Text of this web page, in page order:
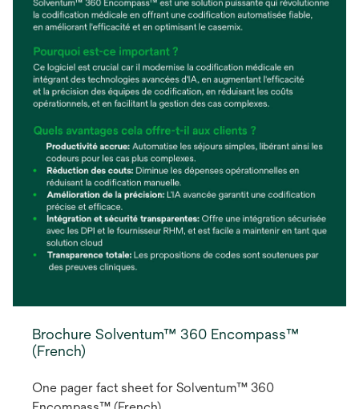
Brochure Solventum™ 360 Encompass™
(French)
One pager fact sheet for Solventum™ 360